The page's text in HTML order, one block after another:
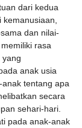
dari kedua
dan nilai-
rasa
yang
anak usia
tentang apa
secara
sehari-hari.
pada anak-anak